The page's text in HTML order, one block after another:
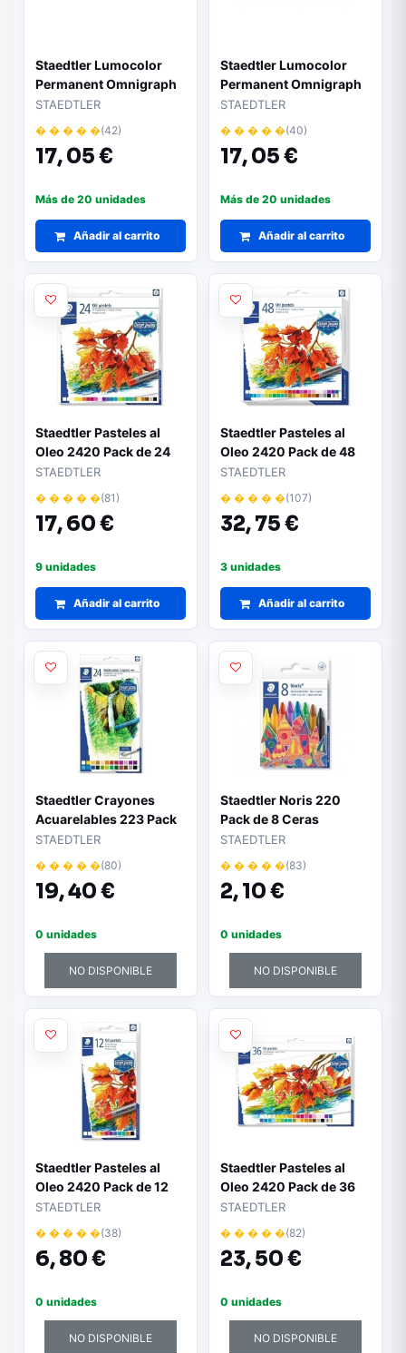
Staedtler Lumocolor
Permanent Omnigraph
236 Cera Permanente
Hexagonal - Resistente
al Agua - Diametro
12mm Aprox - Color
STAEDTLER
� � � � �(42)
17,05 €
Más de 20 unidades
Añadir al carrito
Staedtler Lumocolor
Permanent Omnigraph
236 Cera Permanente
Hexagonal - Resistente
al Agua - Diametro
12mm Aprox - Color
STAEDTLER
� � � � �(40)
17,05 €
Más de 20 unidades
Añadir al carrito
Staedtler Pasteles al
Oleo 2420 Pack de 24
Ceras Blandas -
Resistencia a la Rotura -
Extremadamente
Brillantes - Colores
STAEDTLER
� � � � �(81)
17,60 €
9 unidades
Añadir al carrito
Staedtler Pasteles al
Oleo 2420 Pack de 48
Ceras Blandas -
Resistencia a la Rotura -
Extremadamente
Brillantes - Colores
STAEDTLER
� � � � �(107)
32,75 €
3 unidades
Añadir al carrito
Staedtler Crayones
Acuarelables 223 Pack
de 24 Lapices de Cera -
Facil de Mezclar -
Extremadamente
Opacos - Colores
STAEDTLER
� � � � �(80)
19,40 €
0 unidades
NO DISPONIBLE
Staedtler Noris 220
Pack de 8 Ceras
Redondas - Diametro
8mm - Resistencia a la
Rotura - Colores
Surtidos
STAEDTLER
� � � � �(83)
2,10 €
0 unidades
NO DISPONIBLE
Staedtler Pasteles al
Oleo 2420 Pack de 12
Ceras Blandas -
Resistencia a la Rotura -
Extremadamente
Brillantes - Colores
STAEDTLER
� � � � �(38)
6,80 €
0 unidades
NO DISPONIBLE
Staedtler Pasteles al
Oleo 2420 Pack de 36
Ceras Blandas -
Resistencia a la Rotura -
Extremadamente
Brillantes - Colores
STAEDTLER
� � � � �(82)
23,50 €
0 unidades
NO DISPONIBLE